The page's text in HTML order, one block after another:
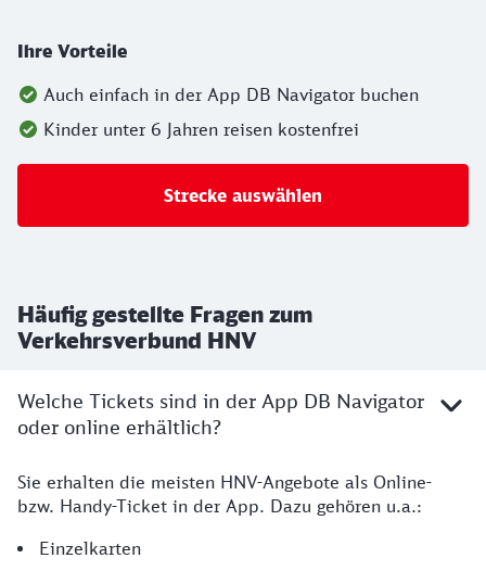
Ihre Vorteile
Auch einfach in der App DB Navigator buchen
Kinder unter 6 Jahren reisen kostenfrei
Strecke auswählen
Häufig gestellte Fragen zum
Verkehrsverbund HNV
Welche Tickets sind in der App DB Navigator
oder online erhältlich?
Sie erhalten die meisten HNV-Angebote als Online-
bzw. Handy-Ticket in der App. Dazu gehören u.a.:
Einzelkarten